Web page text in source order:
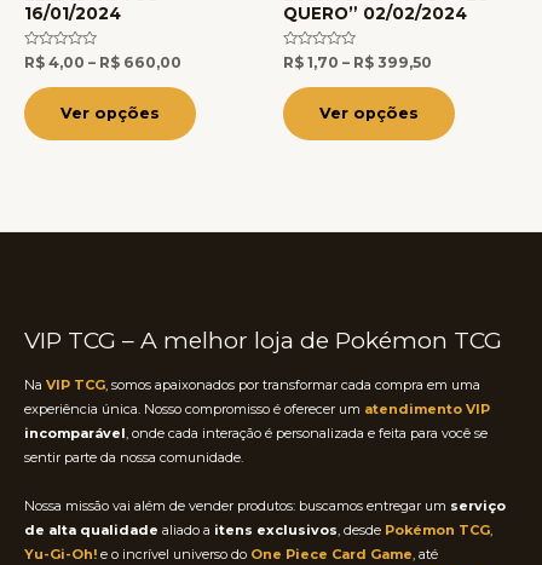
16/01/2024
Avaliação
0
5
R$ 4,00 – R$ 660,00
Ver opções
produto
QUERO” 02/02/2024
Avaliação
0
5
R$ 1,70 – R$ 399,50
Ver opções
produto
VIP TCG – A melhor loja de Pokémon TCG
Na VIP TCG, somos apaixonados por transformar cada compra em uma
experiência única. Nosso compromisso é oferecer um atendimento VIP
incomparável, onde cada interação é personalizada e feita para você se
sentir parte da nossa comunidade.
Nossa missão vai além de vender produtos: buscamos entregar um serviço
de alta qualidade aliado a itens exclusivos , desde Pokémon TCG
Yu-Gi-Oh! e o incrível universo do One Piece Card Game , até